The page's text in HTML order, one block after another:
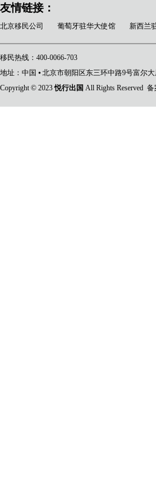
友情链接：
北京移民公司 葡萄牙驻华大使馆 新西兰
移民热线：400-0066-703
地址：中国 ⦁ 北京市朝阳区东三环中路9号富尔大
Copyright © 2023悦行出国 All Rights Reserved 备